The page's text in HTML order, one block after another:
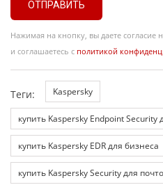
ОТПРАВИТЬ
Нажимая на кнопку, вы даете согласие
и соглашаетесь с политикой
Теги: Kaspersky
купить Kaspersky Endpoint
купить Kaspersky EDR для бизнеса
купить Kaspersky Security для